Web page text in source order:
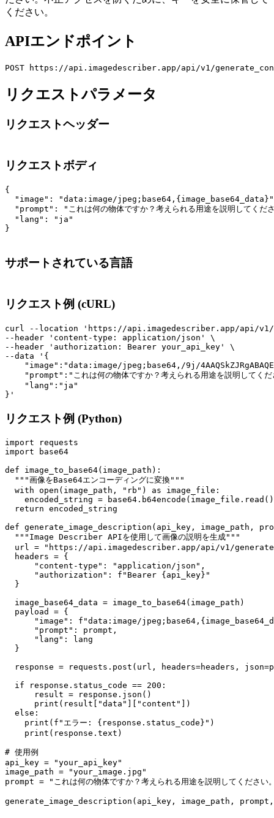
ください。
APIエンドポイント
リクエストパラメータ
リクエストヘッダー
リクエストボディ
{
"image": "data:image/
"prompt": "これは何の物体ですか？考えられる用途を説明してくだ
  "lang": "ja"
サポートされている言語
リクエスト例 (cURL)
curl --location 'https://api.imagedescriber.app/api/v1/
--header 'content-type: application/json' \
--header 'authorization: Bearer your_api_key' \
--data '{
"image":"data:image/jpeg;base64,/9j/
"prompt":"これは何の物体ですか？考えられる用途を説明してく
    "lang":"ja"
リクエスト例 (Python)
import requests
import base64
def image_to_base64(image_path):
  """画像をBase64エンコーディングに変換"""
  with open(image_path, "rb") as image_file:
encoded_string =
  return encoded_string
def generate_image_description(api_key, image_path,
  """Image Describer APIを使用して画像の説明を生成"""
url = "https://api.imagedescriber.app/api/v1/
  headers = {
      "content-type": "application/json",
      "authorization": f"Bearer {api_key}"
  }
  image_base64_data = image_to_base64(image_path)
  payload = {
"image": f"data:image/
      "prompt": prompt,
      "lang": lang
  }
response = requests.post(url, headers=headers,
  if response.status_code == 200:
      result = response.json()
      print(result["data"]["content"])
  else:
    print(f"エラー: {response.status_code}")
    print(response.text)
# 使用例
api_key = "your_api_key"
image_path = "your_image.jpg"
prompt = "これは何の物体ですか？考えられる用途を説明してください